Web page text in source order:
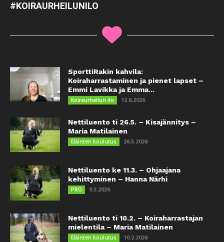
#KOIRAURHEILUNILO
SporttiRakin kahvila:
Koiraharrastaminen ja pienet lapset –
Emmi Lavikka ja Emma...
Koiraurheilun ilo 12.6.2026
Nettiluento ti 26.5. – Kisajännitys –
Maria Matilainen
Eläinten koulutus 26.5.2026
Nettiluento ke 11.3. – Ohjaajana
kehittyminen – Hanna Närhi
PRO 9.3.2026
Nettiluento ti 10.2. – Koiraharrastajan
mielentila – Maria Matilainen
Eläinten koulutus 10.2.2026